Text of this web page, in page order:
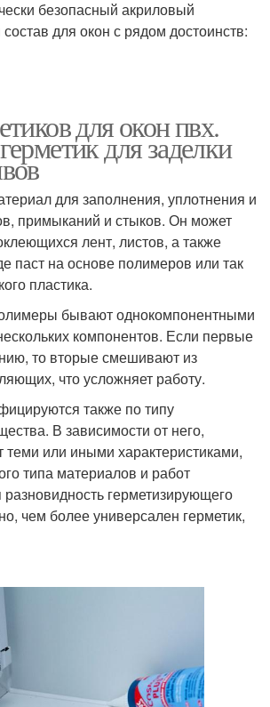
безопасный акриловый
для окон с рядом достоинств:
для окон пвх.
для заделки
для заполнения, уплотнения и
примыканий и стыков. Он может
лент, листов, а также
паст на основе полимеров или так
пластика.
бывают однокомпонентными
компонентов. Если первые
то вторые смешивают из
что усложняет работу.
также по типу
В зависимости от него,
теми или иными характеристиками,
типа материалов и работ
герметизирующего
чем более универсален герметик,